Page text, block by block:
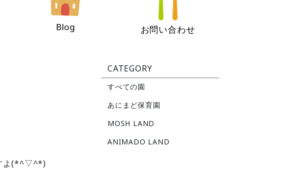
Blog お問い合わせ
よ(*^▽^*)
CATEGORY
すべての園
あにまど保育園
MOSH LAND
ANIMADO LAND